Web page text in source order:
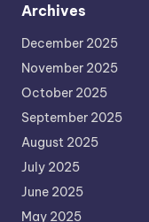
Archives
December 2025
November 2025
October 2025
September 2025
August 2025
July 2025
June 2025
May 2025